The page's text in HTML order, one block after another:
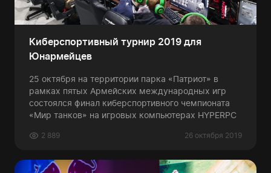
Киберспортивный турнир 2019 для
Юнармейцев
25 октября на территории парка «Патриот» в
рамках пятых Армейских международных игр
состоялся финал киберспортивного чемпионата
«Мир танков» на игровых компьютерах HYPERPC
26 октября 2019
2 889